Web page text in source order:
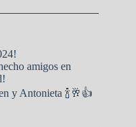
amigos en
y Antonieta 🍾🥂👍